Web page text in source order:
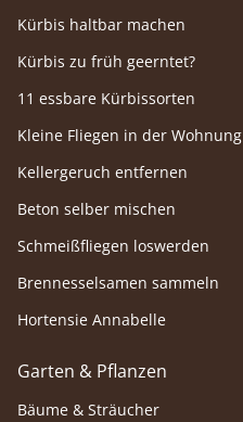
Kürbis haltbar machen
Kürbis zu früh geerntet?
11 essbare Kürbissorten
Kleine Fliegen in der Wohnung
Kellergeruch entfernen
Beton selber mischen
Schmeißfliegen loswerden
Brennesselsamen sammeln
Hortensie Annabelle
Garten & Pflanzen
Bäume & Sträucher